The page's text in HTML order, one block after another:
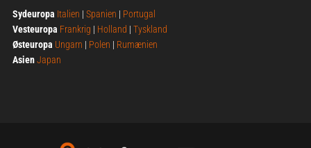
Sydeuropa Italien | Spanien | Portugal
Vesteuropa Frankrig | Holland | Tyskland
Østeuropa Ungarn | Polen | Rumænien
AsienJapan